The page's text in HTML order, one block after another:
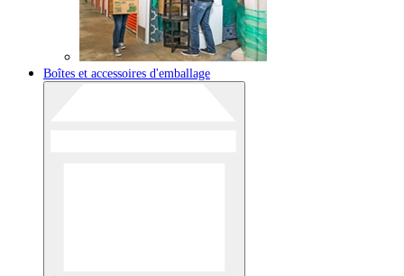
Boîtes et accessoires d'emballage